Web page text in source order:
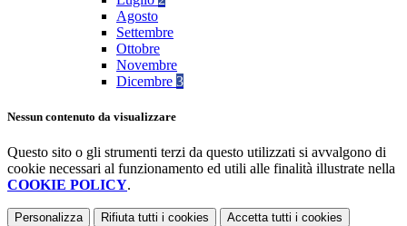
Agosto
Settembre
Ottobre
Novembre
Dicembre 3
Nessun contenuto da visualizzare
Questo sito o gli strumenti terzi da questo utilizzati si avvalgono di
cookie necessari al funzionamento ed utili alle finalità illustrate nella
COOKIE POLICY.
Personalizza Rifiuta tutti i cookies Accetta tutti i cookies